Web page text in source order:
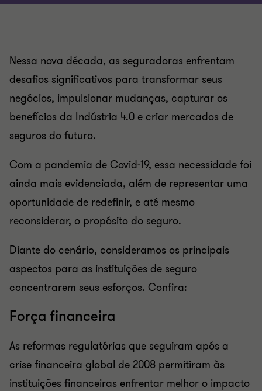
Nessa nova década, as seguradoras enfrentam
desafios significativos para transformar seus
negócios, impulsionar mudanças, capturar os
benefícios da Indústria 4.0 e criar mercados de
seguros do futuro.
Com a pandemia de Covid-19, essa necessidade foi
ainda mais evidenciada, além de representar uma
oportunidade de redefinir, e até mesmo
reconsiderar, o propósito do seguro.
Diante do cenário, consideramos os principais
aspectos para as instituições de seguro
concentrarem seus esforços. Confira:
Força financeira
As reformas regulatórias que seguiram após a
crise financeira global de 2008 permitiram às
instituições financeiras enfrentar melhor o impacto